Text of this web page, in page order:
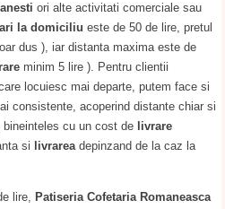
ori alte activitati comerciale sau
la domiciliu este de 50 de lire, pretul
dus ), iar distanta maxima este de
minim 5 lire ). Pentru clientii
locuiesc mai departe, putem face si
consistente, acoperind distante chiar si
cu un cost de livrare
si
livrareadepinzand de la caz la
lire, Patiseria Cofetaria Romaneasca